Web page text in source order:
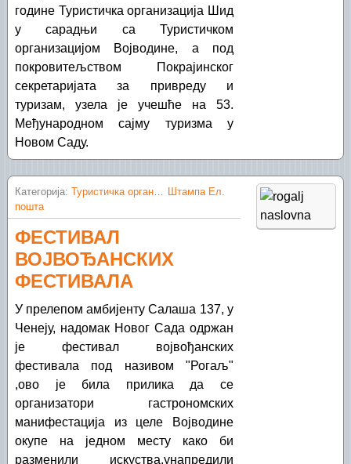
године Туристичка организација Шид
у сарадњи са Туристичком
организацијом Војводине, а под
покровитељством Покрајинског
секретаријата за привреду и
туризам, узела је учешће на 53.
Међународном сајму туризма у
Новом Саду.
Категорија: Туристичка организација Шид Штампа Ел.
пошта
ФЕСТИВАЛ
ВОЈВОЂАНСКИХ
ФЕСТИВАЛА
У прелепом амбијенту Салаша 137, у
Ченеју, надомак Новог Сада одржан
је фестивал војвођанских
фестивала под називом "Рогаљ"
,ово је била прилика да се
организатори гастрономских
манифестација из целе Војводине
окупе на једном месту како би
разменили искуства,унапредили